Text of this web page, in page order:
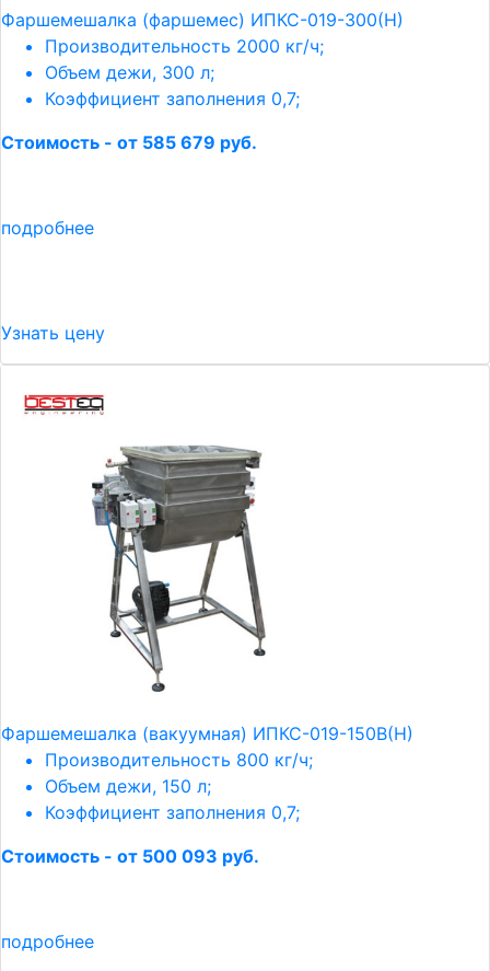
Фаршемешалка (фаршемес) ИПКС-019-300(Н)
Производительность 2000 кг/ч;
Объем дежи, 300 л;
Коэффициент заполнения 0,7;
Стоимость - от 585 679 руб.
подробнее
Узнать цену
Фаршемешалка (вакуумная) ИПКС-019-150В(Н)
Производительность 800 кг/ч;
Объем дежи, 150 л;
Коэффициент заполнения 0,7;
Стоимость - от 500 093 руб.
подробнее